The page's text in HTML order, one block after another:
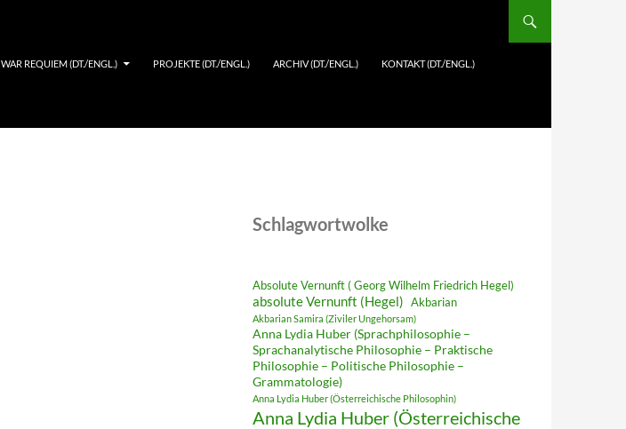
WAR REQUIEM (DT./ENGL.) PROJEKTE (DT./ENGL.) ARCHIV (DT./ENGL.) KONTAKT (DT./ENGL.)
Schlagwortwolke
Absolute Vernunft ( Georg Wilhelm Friedrich Hegel)
absolute Vernunft (Hegel) Akbarian
Akbarian Samira (Ziviler Ungehorsam)
Anna Lydia Huber (Sprachphilosophie –
Sprachanalytische Philosophie – Praktische
Philosophie – Politische Philosophie –
Grammatologie)
Anna Lydia Huber (Österreichische Philosophin)
Anna Lydia Huber (Österreichische